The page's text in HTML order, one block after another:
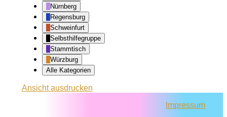
Nürnberg
Regensburg
Schweinfurt
Selbsthilfegruppe
Stammtisch
Würzburg
Alle Kategorien
Ansichtausdrucken
Impressum